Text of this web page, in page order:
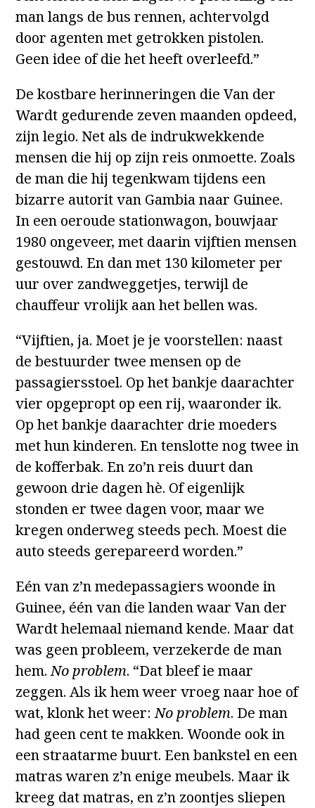
man langs de bus rennen, achtervolgd
door agenten met getrokken pistolen.
Geen idee of die het heeft overleefd.”
De kostbare herinneringen die Van der
Wardt gedurende zeven maanden opdeed,
zijn legio. Net als de indrukwekkende
mensen die hij op zijn reis onmoette. Zoals
de man die hij tegenkwam tijdens een
bizarre autorit van Gambia naar Guinee.
In een oeroude stationwagon, bouwjaar
1980 ongeveer, met daarin vijftien mensen
gestouwd. En dan met 130 kilometer per
uur over zandweggetjes, terwijl de
chauffeur vrolijk aan het bellen was.
“Vijftien, ja. Moet je je voorstellen: naast
de bestuurder twee mensen op de
passagiersstoel. Op het bankje daarachter
vier opgepropt op een rij, waaronder ik.
Op het bankje daarachter drie moeders
met hun kinderen. En tenslotte nog twee in
de kofferbak. En zo’n reis duurt dan
gewoon drie dagen hè. Of eigenlijk
stonden er twee dagen voor, maar we
kregen onderweg steeds pech. Moest die
auto steeds gerepareerd worden.”
Eén van z’n medepassagiers woonde in
Guinee, één van die landen waar Van der
Wardt helemaal niemand kende. Maar dat
was geen probleem, verzekerde de man
hem.No problem. “Dat bleef ie maar
zeggen. Als ik hem weer vroeg naar hoe of
wat, klonk het weer:No problem. De man
had geen cent te makken. Woonde ook in
een straatarme buurt. Een bankstel en een
matras waren z’n enige meubels. Maar ik
kreeg dat matras, en z’n zoontjes sliepen